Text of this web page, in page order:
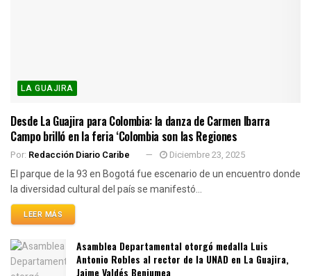
LA GUAJIRA
Desde La Guajira para Colombia: la danza de Carmen Ibarra
Campo brilló en la feria ‘Colombia son las Regiones
Por: Redacción Diario Caribe Diciembre 23, 2025
El parque de la 93 en Bogotá fue escenario de un encuentro donde
la diversidad cultural del país se manifestó...
LEER MÁS
Asamblea Departamental otorgó medalla Luis
Antonio Robles al rector de la UNAD en La Guajira,
Jaime Valdés Benjumea